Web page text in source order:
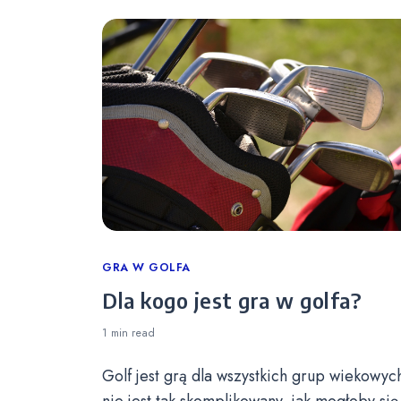
Categories
GRA W GOLFA
Dla kogo jest gra w golfa?
1 min read
Golf jest grą dla wszystkich grup